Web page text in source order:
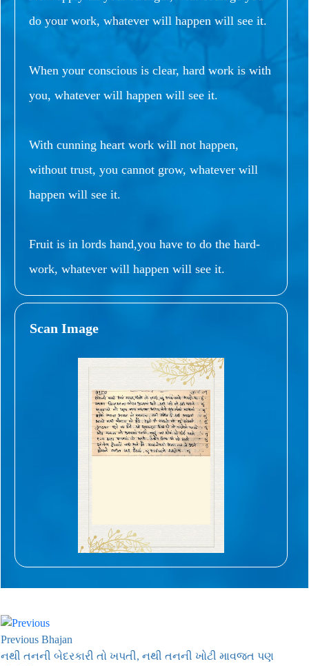
do your work, whatever will happen will see it.
When your conscious is clear, hard work is with
you, whatever will happen will see it.
With cunning heart work will not happen,
without trust, you cannot grow, whatever will
happen will see it.
Fruit is in lords hand,you have to do the hard-
work, whatever will happen will see it.
Scan Image
Previous Bhajan
નથી તનની બેદરકારી તો ખપતી, નથી તનની ખોટી માવજત પણ